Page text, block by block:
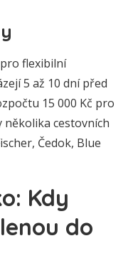
flexibilní
5 až 10 dní před
15 000 Kč pro
cestovních
Čedok, Blue
Kdy
do